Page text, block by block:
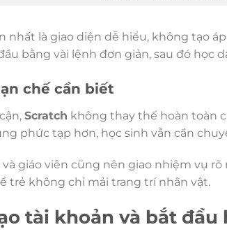
nhất là giao diện dễ hiểu, không tạo
bằng vài lệnh đơn giản, sau đó học
chế cần biết
Scratch không thay thế hoàn toàn
phức tạp hơn, học sinh vẫn cần
giáo viên cũng nên giao nhiệm vụ
trẻ không chỉ mải trang trí nhân vật.
tài khoản và bắt đầu